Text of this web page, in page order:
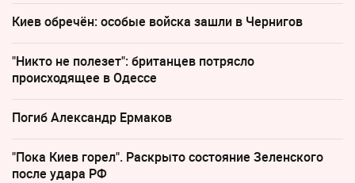
Киев обречён: особые войска зашли в Чернигов
"Никто не полезет": британцев потрясло
происходящее в Одессе
Погиб Александр Ермаков
"Пока Киев горел". Раскрыто состояние Зеленского
после удара РФ